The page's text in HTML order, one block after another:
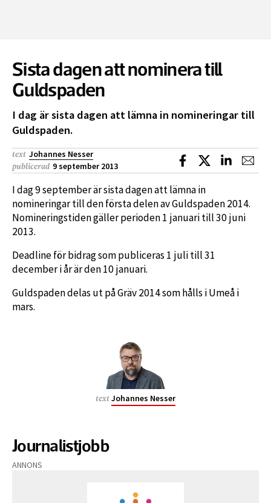
Sista dagen att nominera till
Guldspaden
I dag är sista dagen att lämna in nomineringar till
Guldspaden.
text Johannes Nesser
publicerad 9 september 2013
Dela på Facebook
Dela på XDela på
I dag 9 september är sista dagen att lämna in
nomineringar till den första delen av Guldspaden 2014.
Nomineringstiden gäller perioden 1 januari till 30 juni
2013.
Deadline för bidrag som publiceras 1 juli till 31
december i år är den 10 januari.
Guldspaden delas ut på Gräv 2014 som hålls i Umeå i
mars.
text Johannes Nesser
Journalistjobb
ANNONS